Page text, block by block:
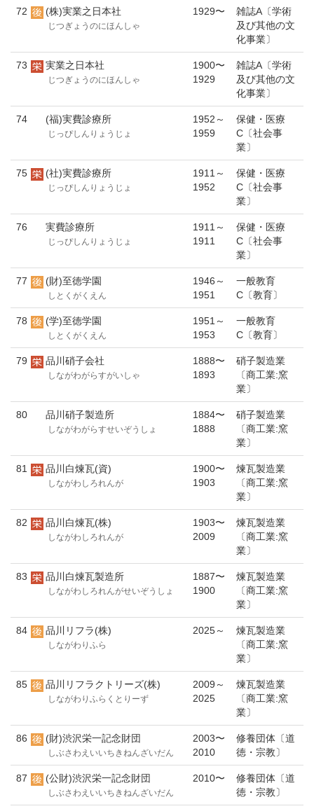
72 (株)実業之日本社
じつぎょうのにほんしゃ
1929〜
雑誌A〔学術
及び其他の文
化事業〕
73 実業之日本社
じつぎょうのにほんしゃ
1900〜
1929
雑誌A〔学術
及び其他の文
化事業〕
74 (福)実費診療所
じっぴしんりょうじょ
1952～
1959
保健・医療
C〔社会事
業〕
75 (社)実費診療所
じっぴしんりょうじょ
1911～
1952
保健・医療
C〔社会事
業〕
76 実費診療所
じっぴしんりょうじょ
1911～
1911
保健・医療
C〔社会事
業〕
77 (財)至徳学園
しとくがくえん
1946～
1951
一般教育
C〔教育〕
78 (学)至徳学園
しとくがくえん
1951～
1953
一般教育
C〔教育〕
79 品川硝子会社
しながわがらすがいしゃ
1888〜
1893
硝子製造業
〔商工業:窯
業〕
80 品川硝子製造所
しながわがらすせいぞうしょ
1884〜
1888
硝子製造業
〔商工業:窯
業〕
81 品川白煉瓦(資)
しながわしろれんが
1900〜
1903
煉瓦製造業
〔商工業:窯
業〕
82 品川白煉瓦(株)
しながわしろれんが
1903〜
2009
煉瓦製造業
〔商工業:窯
業〕
83 品川白煉瓦製造所
しながわしろれんがせいぞうしょ
1887〜
1900
煉瓦製造業
〔商工業:窯
業〕
84 品川リフラ(株)
しながわりふら
2025～
煉瓦製造業
〔商工業:窯
業〕
85 品川リフラクトリーズ(株)
しながわりふらくとりーず
2009～
2025
煉瓦製造業
〔商工業:窯
業〕
86 (財)渋沢栄一記念財団
しぶさわえいいちきねんざいだん
2003〜
2010
修養団体〔道
徳・宗教〕
87 (公財)渋沢栄一記念財団
しぶさわえいいちきねんざいだん
2010〜
修養団体〔道
徳・宗教〕